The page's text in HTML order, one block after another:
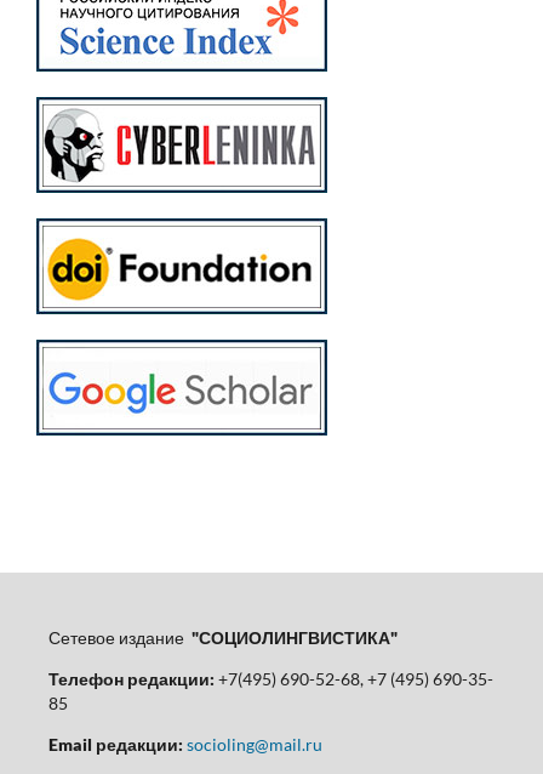
Сетевое издание "СОЦИОЛИНГВИСТИКА"
Телефон редакции: +7(495) 690-52-68, +7 (495) 690-35-
85
Email редакции: socioling@mail.ru